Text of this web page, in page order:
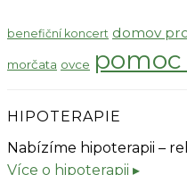
benefiční koncert domov
morčata ovce
HIPOTERAPIE
Nabízíme hipoterapii –
Více o hipoterapii ▸